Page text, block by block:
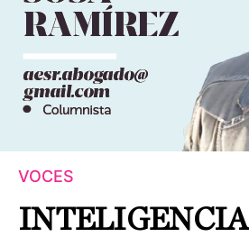
VOCES
INTELIGENCIA